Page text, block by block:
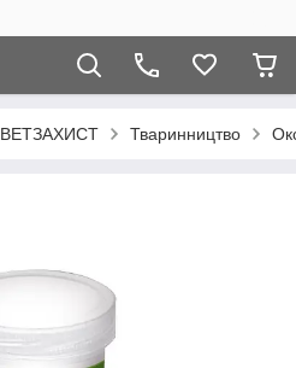
ВЕТЗАХИСТ Тваринництво